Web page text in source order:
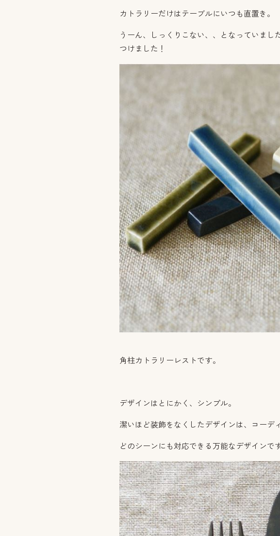
カトラリーだけはテーブルにいつも直置き。
うーん、しっくりこない、、となっていまし
つけました！
角柱カトラリーレストです。
デザインはとにかく、シンプル。
潔いほど装飾をなくしたデザインは、コーデ
どのシーンにも対応できる万能なデザインです